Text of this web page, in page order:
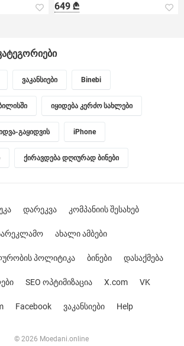
649 ₾
ვაკანსიები Binebi
იყიდება კერძო სახლები
გაყიდვის iPhone
ქირავდება დღიურად ბინები
© 2026 Moedani.online
დარეკვა კომპანიის შესახებ
ახალი ამბები
პოლიტიკა ბინები დასაქმება
SEO ოპტიმიზაცია X.com VK
Facebook ვაკანსიები Help